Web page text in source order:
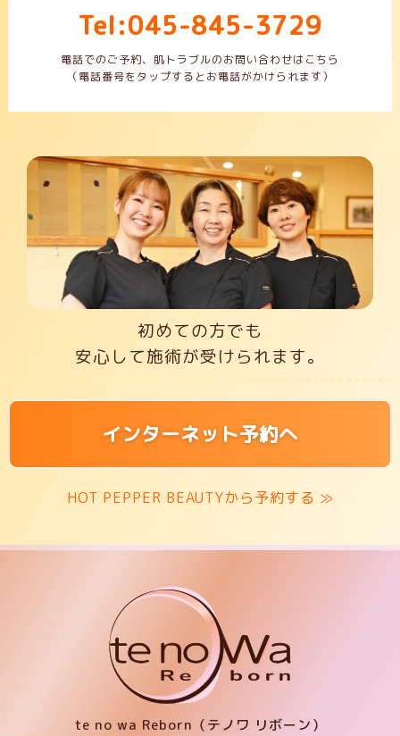
Tel:045-845-3729
電話でのご予約、肌トラブルのお問い合わせはこちら
（電話番号をタップするとお電話がかけられます）
初めての方でも
安心して施術が受けられます。
インターネット予約へ
HOT PEPPER BEAUTYから予約する ≫
te no wa Reborn（テノワ リボーン）